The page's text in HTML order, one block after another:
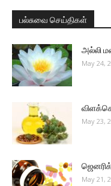
பல்சுவை செய்திகள்
அல்லி
May 24,
May 23,
May 21,